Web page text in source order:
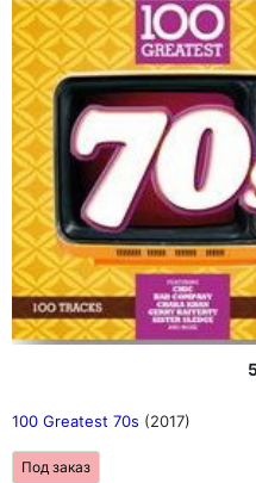
100 Greatest 70s (2017)
Под заказ